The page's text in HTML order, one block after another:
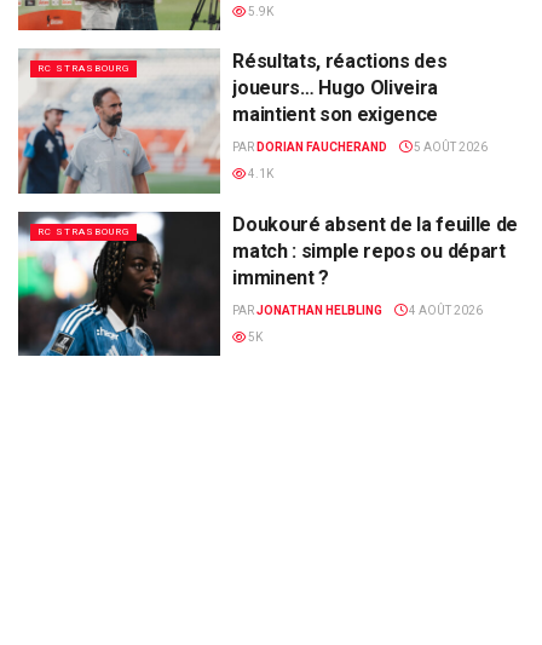
5.9K
RC STRASBOURG
Résultats, réactions des
joueurs… Hugo Oliveira
maintient son exigence
PAR DORIAN FAUCHERAND
5 AOÛT 2026
4.1K
RC STRASBOURG
Doukouré absent de la feuille de
match : simple repos ou départ
imminent ?
PARJONATHAN HELBLING
4 AOÛT 2026
5K